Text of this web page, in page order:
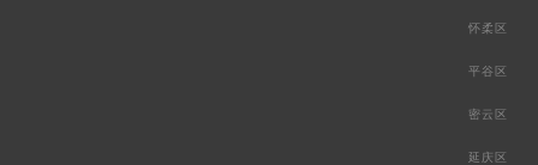
怀柔区
平谷区
密云区
延庆区